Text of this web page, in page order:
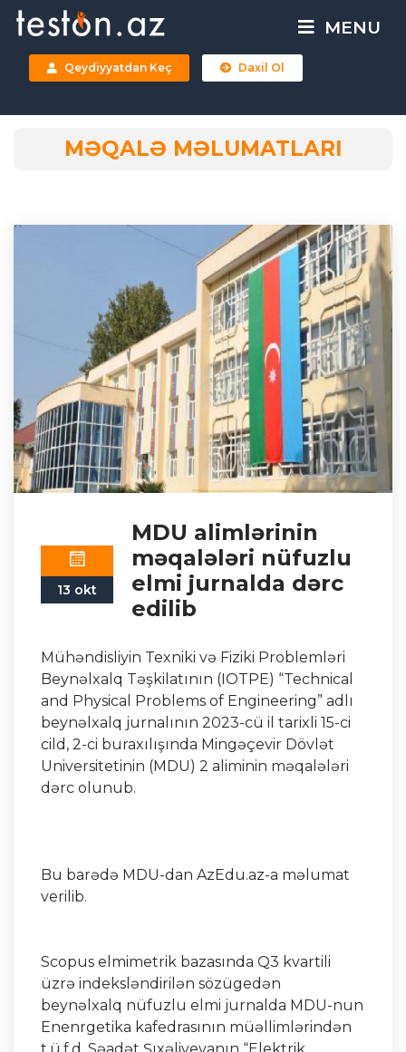
MENU
Qeydiyyatdan Keç Daxil Ol
MƏQALƏ MƏLUMATLARI
13 okt
MDU alimlərinin
məqalələri nüfuzlu
elmi jurnalda dərc
edilib
Mühəndisliyin Texniki və Fiziki Problemləri
Beynəlxalq Təşkilatının (IOTPE) “Technical
and Physical Problems of Engineering” adlı
beynəlxalq jurnalının 2023-cü il tarixli 15-ci
cild, 2-ci buraxılışında Mingəçevir Dövlət
Universitetinin (MDU) 2 aliminin məqalələri
dərc olunub.
Bu barədə MDU-dan AzEdu.az-a məlumat
verilib.
Scopus elmimetrik bazasında Q3 kvartili
üzrə indeksləndirilən sözügedən
beynəlxalq nüfuzlu elmi jurnalda MDU-nun
Enenrgetika kafedrasının müəllimlərindən